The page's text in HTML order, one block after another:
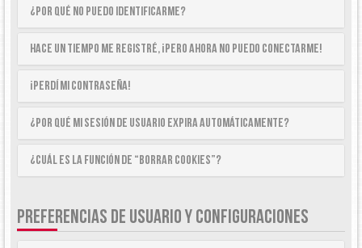
¿Por qué no puedo identificarme?
Hace un tiempo me registré, ¡pero ahora no puedo conectarme!
¡Perdí mi contraseña!
¿Por qué mi sesión de usuario expira automáticamente?
¿Cuál es la función de “Borrar cookies”?
PREFERENCIAS DE USUARIO Y CONFIGURACIONES